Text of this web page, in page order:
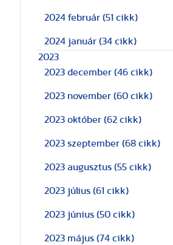
2024 február (51 cikk)
2024 január (34 cikk)
2023
2023 december (46 cikk)
2023 november (60 cikk)
2023 október (62 cikk)
2023 szeptember (68 cikk)
2023 augusztus (55 cikk)
2023 július (61 cikk)
2023 június (50 cikk)
2023 május (74 cikk)